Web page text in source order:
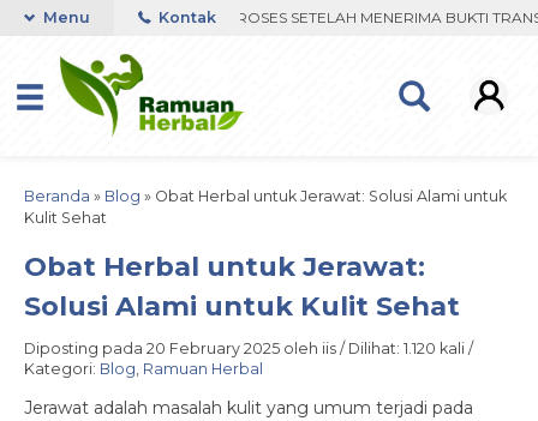
PENGIRIMAN DIPROSES SETELAH MENERIMA BUKTI
Menu Kontak
Beranda » Blog » Obat Herbal untuk Jerawat: Solusi Alami untuk
Kulit Sehat
Obat Herbal untuk Jerawat:
Solusi Alami untuk Kulit Sehat
Diposting pada 20 February 2025 oleh iis / Dilihat: 1.120 kali /
Kategori: Blog, Ramuan Herbal
Jerawat adalah masalah kulit yang umum terjadi pada